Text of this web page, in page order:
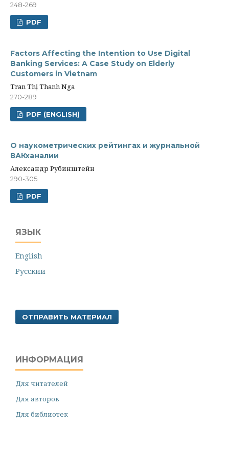
248-269
PDF
Factors Affecting the Intention to Use Digital
Banking Services: A Case Study on Elderly
Customers in Vietnam
Tran Thị Thanh Nga
270-289
PDF (ENGLISH)
О наукометрических рейтингах и журнальной
ВАКханалии
Александр Рубинштейн
290-305
PDF
ЯЗЫК
English
Русский
ОТПРАВИТЬ МАТЕРИАЛ
ИНФОРМАЦИЯ
Для читателей
Для авторов
Для библиотек